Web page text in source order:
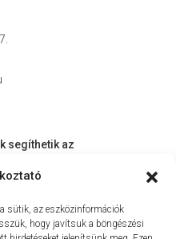
sütik, az eszközinformációk
hogy javítsuk a böngészési
segíthetik az